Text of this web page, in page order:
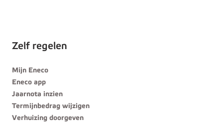
Zelf regelen
Mijn Eneco
Eneco app
Jaarnota inzien
Termijnbedrag wijzigen
Verhuizing doorgeven